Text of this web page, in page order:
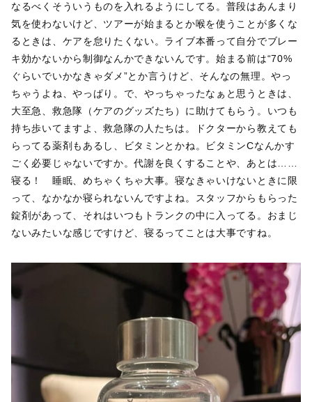
なるべくそういうものを入れるようにしてる。普段はあんまり
気を使わないけど、ツアーが始まるとか喉を使うことが多くな
るときは、ケアを怠りたくない。ライブ本番って自分でブレー
キ効かないから制御なんかできないんです。始まる前は“70%
ぐらいでいかなきゃダメ”とか言うけど、そんなの無理。やっ
ちゃうよね、やっぱり。で、やっちゃったなぁと思うときは、
大至急、救急隊（ケアのグッズたち）に助けてもらう。いつも
持ち歩いてますよ、救急隊の人たちは。ドクターから教えても
らってる薬剤もあるし、ビタミンとかね。ビタミンCなんかす
ごく必要じゃないですか。代謝を良くすることや、あとは……
寝る！ 睡眠、めちゃくちゃ大事。寝なきゃいけないときに限
って、なかなか寝られないんですよね。スタッフからもらった
錠剤があって、それはいつもトランクの中に入ってる。おまじ
ないみたいな感じですけど、寝るってことは大事ですね。